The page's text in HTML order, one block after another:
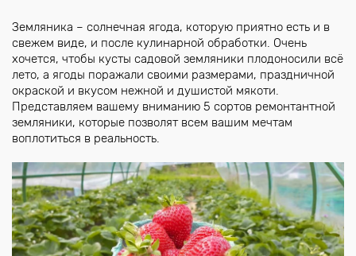
Земляника – солнечная ягода, которую приятно есть и в
свежем виде, и после кулинарной обработки. Очень
хочется, чтобы кусты садовой земляники плодоносили всё
лето, а ягоды поражали своими размерами, праздничной
окраской и вкусом нежной и душистой мякоти.
Представляем вашему вниманию 5 сортов ремонтантной
земляники, которые позволят всем вашим мечтам
воплотиться в реальность.